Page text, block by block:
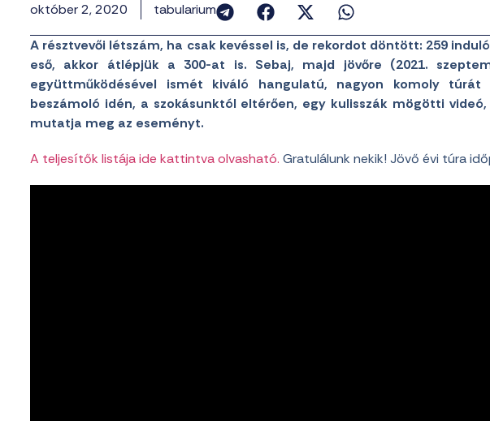
október 2, 2020 tabularium
A résztvevői létszám, ha csak kevéssel is, de rekordot döntött: 259
eső, akkor átlépjük a 300-at is. Sebaj, majd jövőre (2021.
együttműködésével ismét kiváló hangulatú, nagyon komoly túrát
beszámoló idén, a szokásunktól eltérően, egy kulisszák mögötti
mutatja meg az eseményt.
A teljesítők listája ide kattintva olvasható. Gratulálunk nekik! Jövő évi túra